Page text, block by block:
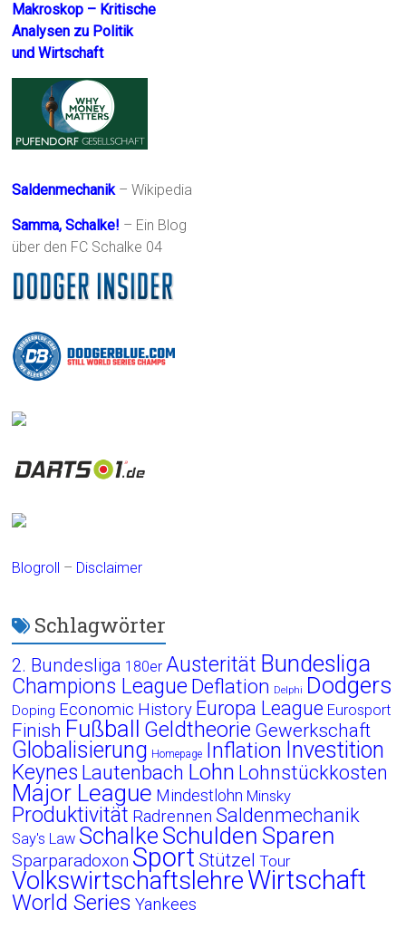
Makroskop – Kritische
Analysen zu Politik
und Wirtschaft
Saldenmechanik– Wikipedia
Samma, Schalke! – Ein Blog
über den FC Schalke 04
Blogroll – Disclaimer
Schlagwörter
2. Bundesliga 180er Austerität Bundesliga
Champions League Deflation Delphi Dodgers
Doping Economic History Europa League Eurosport
Finish Fußball Geldtheorie Gewerkschaft
Globalisierung Homepage Inflation Investition
Keynes Lautenbach Lohn Lohnstückkosten
Major League Mindestlohn Minsky
Produktivität Radrennen Saldenmechanik
Say's Law Schalke Schulden Sparen
Sparparadoxon Sport Stützel Tour
VolkswirtschaftslehreWirtschaft
World Series Yankees